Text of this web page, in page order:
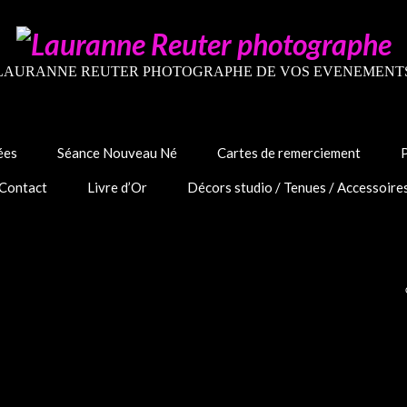
REUTER PHOTOGRAPHE DE VOS
Séance Nouveau Né Cartes de remerciement
Livre d’Or Décors studio / Tenues /